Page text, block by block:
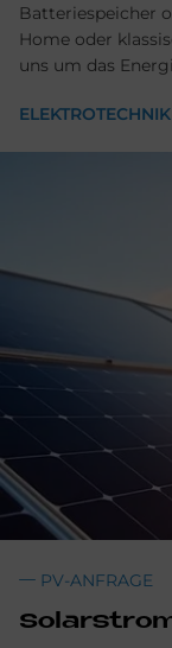
Batteriespeicher
Home oder
uns um das
ELEKTROTECHNIK
PV-ANFRAGE